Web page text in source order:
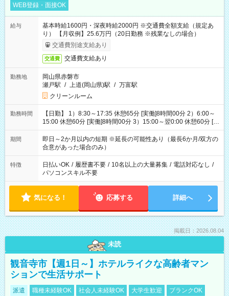
WEB登録・面接OK
給与
基本時給1600円・深夜時給2000円 ※交通費全額支給（規定あ
り） 【月収例】25.6万円（20日勤務 ※残業なしの場合）
交通費別途支給あり
交通費 交通費支給あり
勤務地
岡山県赤磐市
瀬戸駅 / 上道(岡山県)駅 / 万富駅
クリーンルーム
勤務時間
【日勤】 1）8:30～17:35 休憩65分 [実働]8時間00分 2）6:00～
15:00 休憩60分 [実働]8時間00分 3）15:00～翌0:00 休憩60分 [実
働]8時間00分
期間
即日～2か月以内の短期 ※延長の可能性あり（最長6か月/双方の
合意があった場合のみ）
特徴 日払いOK / 履歴書不要 / 10名以上の大量募集 / 電話対応なし /
パソコンスキル不要
気になる！ 応募する 詳細へ
掲載日：2026.08.04
未読
観音寺市【週1日～】ホテルライクな高齢者マン
ションで生活サポート
派遣 職種未経験OK 社会人未経験OK 大学生歓迎
ブランクOK